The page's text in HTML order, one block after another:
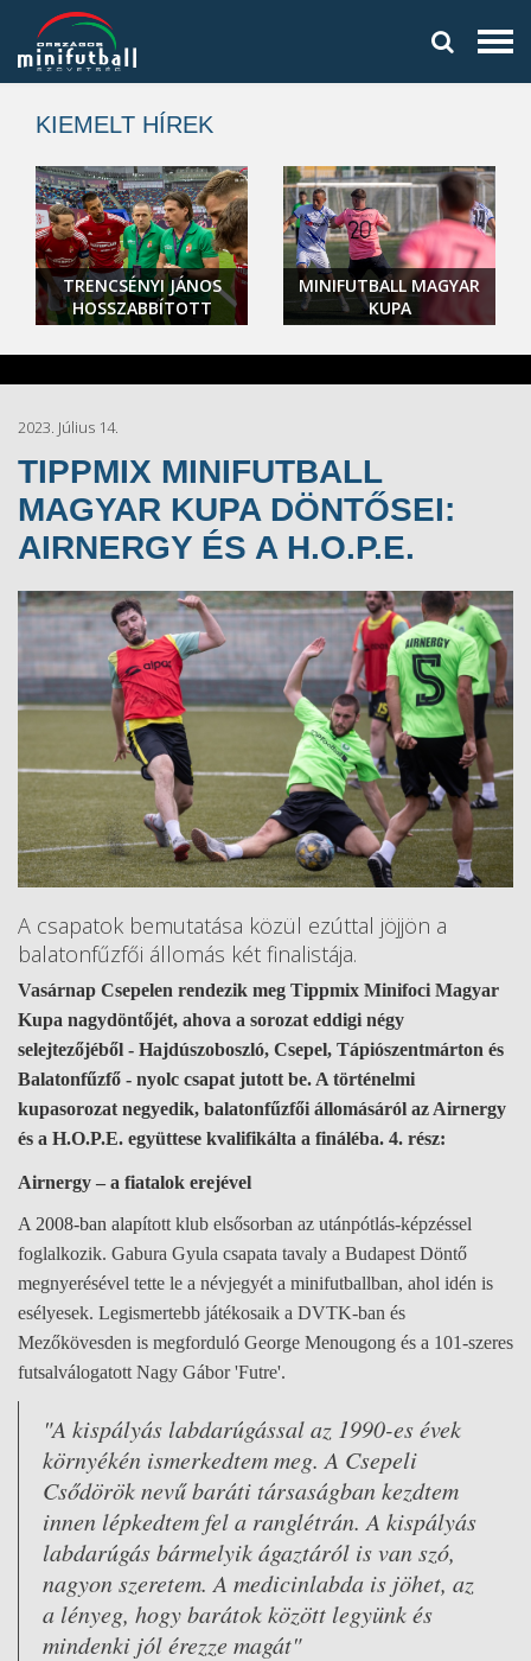
KIEMELT HÍREK
TRENCSÉNYI JÁNOS
HOSSZABBÍTOTT
MINIFUTBALL MAGYAR
KUPA
2023. Július 14.
TIPPMIX MINIFUTBALL
MAGYAR KUPA DÖNTŐSEI:
AIRNERGY ÉS A H.O.P.E.
A csapatok bemutatása közül ezúttal jöjjön a
balatonfűzfői állomás két finalistája.
Vasárnap Csepelen rendezik meg Tippmix Minifoci Magyar
Kupa nagydöntőjét, ahova a sorozat eddigi négy
selejtezőjéből - Hajdúszoboszló, Csepel, Tápiószentmárton és
Balatonfűzfő - nyolc csapat jutott be. A történelmi
kupasorozat negyedik, balatonfűzfői állomásáról az Airnergy
és a H.O.P.E. együttese kvalifikálta a fináléba. 4. rész:
Airnergy – a fiatalok erejével
A 2008-ban alapított klub elsősorban az utánpótlás-képzéssel
foglalkozik. Gabura Gyula csapata tavaly a Budapest Döntő
megnyerésével tette le a névjegyét a minifutballban, ahol idén is
esélyesek. Legismertebb játékosaik a DVTK-ban és
Mezőkövesden is megforduló George Menougong és a 101-szeres
futsalválogatott Nagy Gábor 'Futre'.
"A kispályás labdarúgással az 1990-es évek
környékén ismerkedtem meg. A Csepeli
Csődörök nevű baráti társaságban kezdtem
innen lépkedtem fel a ranglétrán. A kispályás
labdarúgás bármelyik ágaztáról is van szó,
nagyon szeretem. A medicinlabda is jöhet, az
a lényeg, hogy barátok között legyünk és
mindenki jól érezze magát"